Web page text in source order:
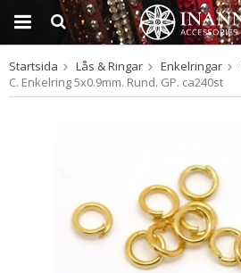
Produkten har
tillagd i varukorgen
Startsida Lås & Ringar Enkelringar
C. Enkelring 5x0.9mm. Rund. GP. ca240st